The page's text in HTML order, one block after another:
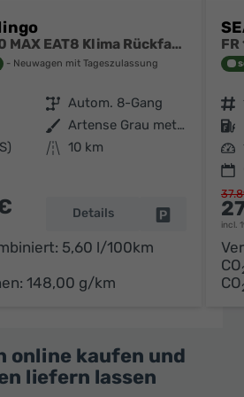
XL Plus 1,5 130 MAX EAT8 Klima Rückfahrkamera Einparkhilfe Navigation Sitzheizung Keyless
Neuwagen mit Tageszulassung
Getriebe Autom. 8-Gang
Außenfarbe
Artense Grau metallic
Kilometerstand 10 km
Details Fahrzeug
5,60 l/100km
148,00 g/km
Fahrzeugnr.
Kraftstoff
Leistung
incl.
CO
CO
online kaufen und
liefern lassen